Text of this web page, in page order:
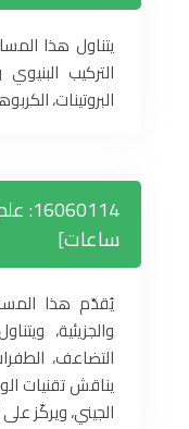
يتناول هذا
التركيب
البروتينات،
ساعات]
يُقدّم هذا
والجزيئية،
التضاعف،
الجيني، ويركّز